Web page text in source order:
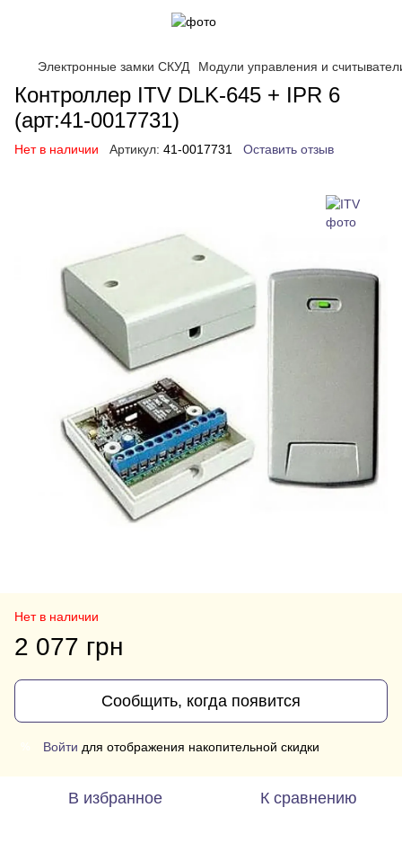
Электронные замки СКУД Модули управления и
Контроллер ITV DLK-645 + IPR 6
(арт:41-0017731)
Нет в наличии Артикул: 41-0017731 Оставить отзыв
Нет в наличии
2 077 грн
Сообщить, когда появится
Войти для отображения накопительной скидки
В избранное К сравнению